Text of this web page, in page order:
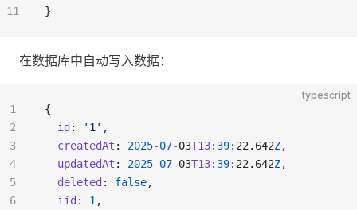
}
11
在数据库中自动写入数据：
typescript
{
  id
: '1' ,
  createdAt
: 2025-07-03T13: 39:22.642Z,
  updatedAt
: 2025-07-03T13: 39:22.642Z,
  deleted
: false,
  iid
: 1 ,
1
2
3
4
5
6